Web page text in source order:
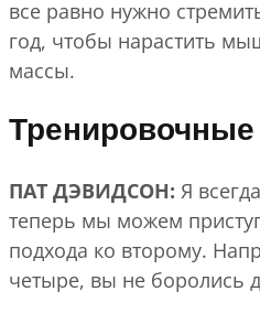
все равно нужно
год, чтобы нарастить
массы.
ПАТ ДЭВИДСОН: Я
теперь мы можем
подхода ко второму.
четыре, вы не боролись